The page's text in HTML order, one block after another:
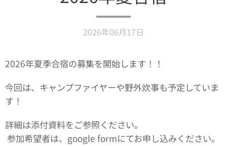
2026年06月17日
2026年夏季合宿の募集を開始します！！
今回は、キャンプファイヤーや野外炊事も予定していま
す！
詳細は添付資料をご参照ください。
参加希望者は、google formにてお申し込みください。